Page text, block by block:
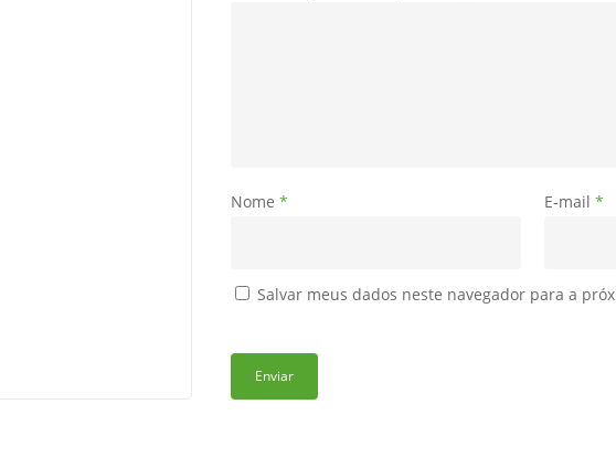
Nome * E-mail*
Salvar meus dados neste navegador para a